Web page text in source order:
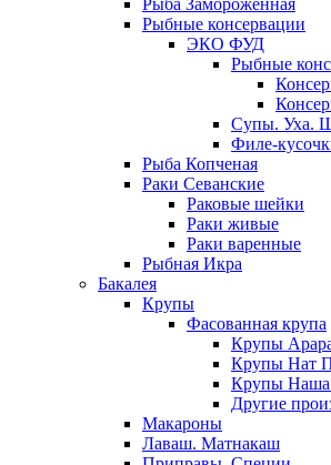
Рыба Замороженная
Рыбные консервации
ЭКО ФУД
Рыбные
Супы. Уха.
Филе-
Рыба Копченая
Раки Севанские
Раковые шейки
Раки живые
Раки варенные
Рыбная Икра
Бакалея
Крупы
Фасованная крупа
Крупы
Крупы Нат
Крупы Наша
Другие
Макароны
Лаваш. Матнакаш